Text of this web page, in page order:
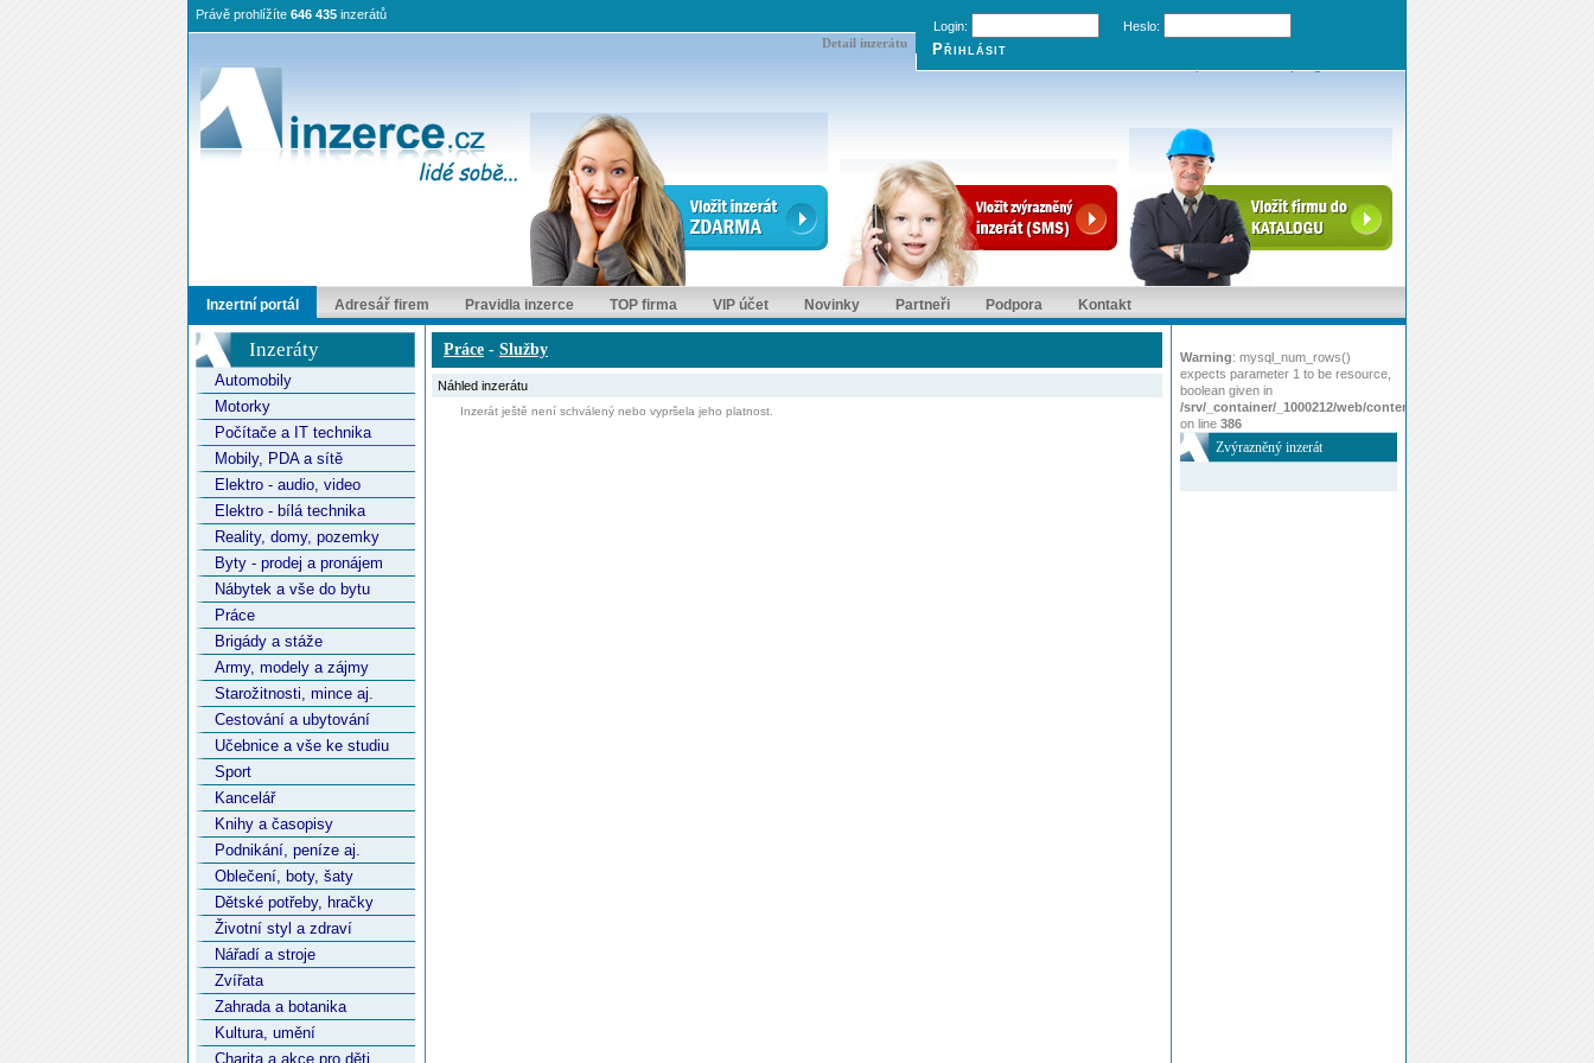
Detail inzerátu
Právě prohlížíte 646 435 inzerátů
Login:
Heslo:
Inzertní portál Adresář firem Pravidla inzerce TOP firma VIP účet Novinky Partneři Podpora Kontakt
Inzeráty
Automobily
Motorky
Počítače a IT technika
Mobily, PDA a sítě
Elektro - audio, video
Elektro - bílá technika
Reality, domy, pozemky
Byty - prodej a pronájem
Nábytek a vše do bytu
Práce
Brigády a stáže
Army, modely a zájmy
Starožitnosti, mince aj.
Cestování a ubytování
Učebnice a vše ke studiu
Sport
Kancelář
Knihy a časopisy
Podnikání, peníze aj.
Oblečení, boty, šaty
Dětské potřeby, hračky
Životní styl a zdraví
Nářadí a stroje
Zvířata
Zahrada a botanika
Kultura, umění
Charita a akce pro děti
Práce - Služby
Náhled inzerátu
Inzerát ještě není schválený nebo vypršela jeho platnost.
Warning: mysql_num_rows()
expects parameter 1 to be resource,
boolean given in
/srv/_container/_1000212/web/content/www/index.php
on line 386
Zvýrazněný inzerát